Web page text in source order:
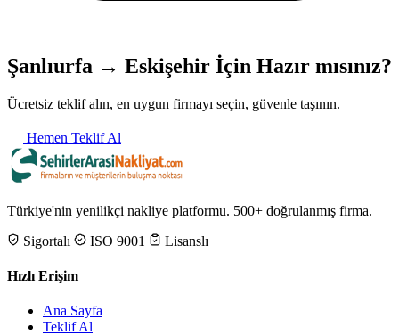
Şanlıurfa → Eskişehir İçin Hazır mısınız?
Ücretsiz teklif alın, en uygun firmayı seçin, güvenle taşının.
Hemen Teklif Al
Türkiye'nin yenilikçi nakliye platformu. 500+ doğrulanmış firma.
Sigortalı
ISO 9001 Lisanslı
Hızlı Erişim
Ana Sayfa
Teklif Al